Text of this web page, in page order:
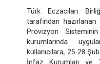
Türk Eczacıları
tarafından
Provizyon
kurumlarında
kullanıcılara, 25-28
İnfaz Kurumları ve